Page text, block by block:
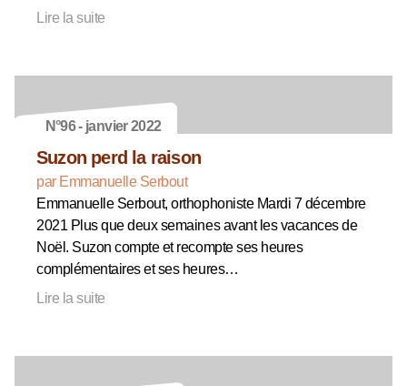
Lire la suite
N°96 - janvier 2022
Suzon perd la raison
par Emmanuelle Serbout
Emmanuelle Serbout, orthophoniste Mardi 7 décembre
2021 Plus que deux semaines avant les vacances de
Noël. Suzon compte et recompte ses heures
complémentaires et ses heures…
Lire la suite